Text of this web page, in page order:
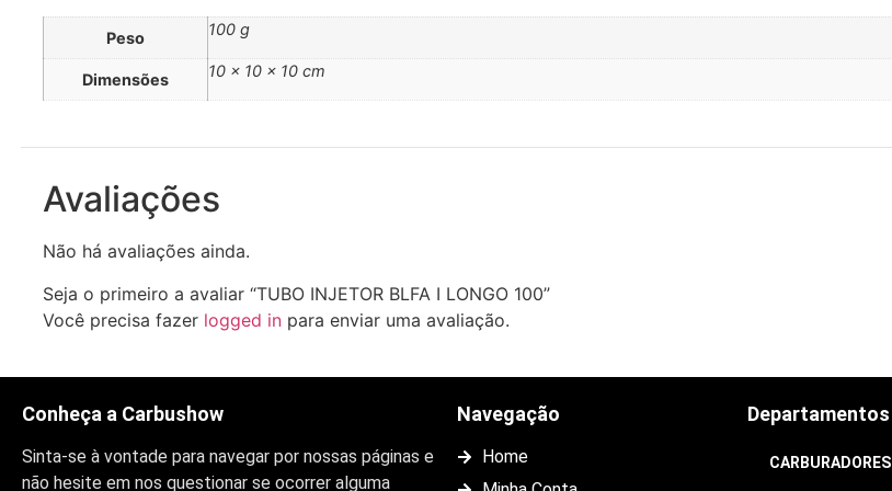
Peso 100 g
Dimensões 10 × 10 × 10 cm
Avaliações
Não há avaliações ainda.
Seja o primeiro a avaliar “TUBO INJETOR BLFA I LONGO 100”
Você precisa fazer logged in para enviar uma avaliação.
Conheça a Carbushow
Sinta-se à vontade para navegar por nossas páginas e
não hesite em nos questionar se ocorrer alguma
Navegação
Home
Departamentos
CARBURADORES